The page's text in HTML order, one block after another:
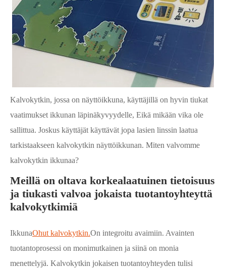
Kalvokytkin, jossa on näyttöikkuna, käyttäjillä on hyvin tiukat
vaatimukset ikkunan läpinäkyvyydelle, Eikä mikään vika ole
sallittua. Joskus käyttäjät käyttävät jopa lasien linssin laatua
tarkistaakseen kalvokytkin näyttöikkunan. Miten valvomme
kalvokytkin ikkunaa?
Meillä on oltava korkealaatuinen tietoisuus
ja tiukasti valvoa jokaista tuotantoyhteyttä
kalvokytkimiä
IkkunaOhut kalvokytkin.On integroitu avaimiin. Avainten
tuotantoprosessi on monimutkainen ja siinä on monia
menettelyjä. Kalvokytkin jokaisen tuotantoyhteyden tulisi